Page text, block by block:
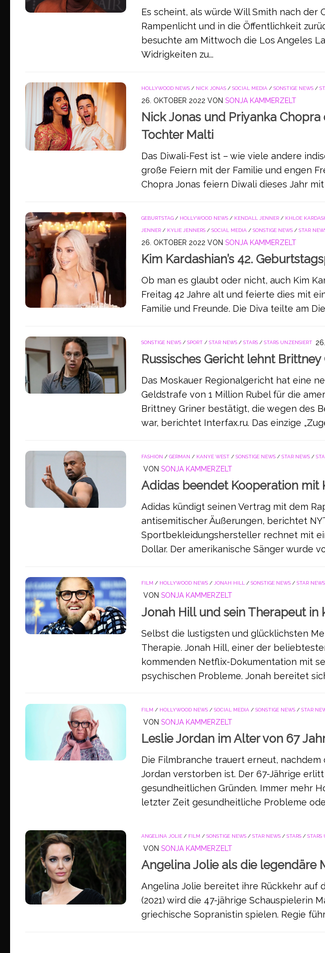
Es scheint, als würde Will Smith nach der
Rampenlicht und in die Öffentlichkeit
besuchte am Mittwoch die Los Angeles
Widrigkeiten zu...
HOLLYWOOD NEWS / NICK JONAS / SOCIAL MEDIA / SONSTIGE NEWS /
26. OKTOBER 2022 VON SONJA KAMMERZELT
Nick Jonas und Priyanka
Tochter Malti
Das Diwali-Fest ist – wie viele andere
große Feiern mit der Familie und engen
Chopra Jonas feiern Diwali dieses Jahr mit
GEBURTSTAG / HOLLYWOOD NEWS / KENDALL JENNER / KHLOE
JENNER / KYLIE JENNERS / SOCIAL MEDIA / SONSTIGE NEWS / STAR
26. OKTOBER 2022 VON SONJA KAMMERZELT
Kim Kardashian’s 42.
Ob man es glaubt oder nicht, auch Kim
Freitag 42 Jahre alt und feierte dies mit
Familie und Freunde. Die Diva teilte am
SONSTIGE NEWS / SPORT / STAR NEWS / STARS / STARS UNZENSIERT
Russisches Gericht lehnt
Das Moskauer Regionalgericht hat eine
Geldstrafe von 1 Million Rubel für die
Brittney Griner bestätigt, die wegen des
war, berichtet Interfax.ru. Das einzige
FASHION / GERMAN / KANYE WEST / SONSTIGE NEWS / STAR NEWS /
VON SONJA KAMMERZELT
Adidas beendet Kooperation mit
Adidas kündigt seinen Vertrag mit dem
antisemitischer Äußerungen, berichtet
Sportbekleidungshersteller rechnet mit
Dollar. Der amerikanische Sänger wurde
FILM / HOLLYWOOD NEWS / JONAH HILL / SONSTIGE NEWS / STAR NEWS
VON SONJA KAMMERZELT
Jonah Hill und sein Therapeut in
Selbst die lustigsten und glücklichsten
Therapie. Jonah Hill, einer der
kommenden Netflix-Dokumentation mit
psychischen Probleme. Jonah bereitet
FILM / HOLLYWOOD NEWS / SOCIAL MEDIA / SONSTIGE NEWS / STAR
VON SONJA KAMMERZELT
Leslie Jordan im Alter von 67
Die Filmbranche trauert erneut,
Jordan verstorben ist. Der 67-Jährige
gesundheitlichen Gründen. Immer mehr
letzter Zeit gesundheitliche Probleme
ANGELINA JOLIE / FILM / SONSTIGE NEWS / STAR NEWS / STARS / STARS
VON SONJA KAMMERZELT
Angelina Jolie als die legendäre
Angelina Jolie bereitet ihre Rückkehr auf
(2021) wird die 47-jährige Schauspielerin
griechische Sopranistin spielen. Regie